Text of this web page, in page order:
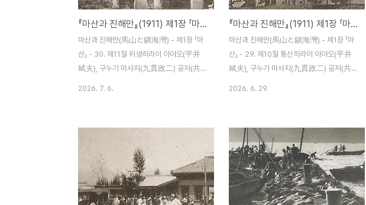
누각에 올라 금빛의 반짝이는 호수 같은 내해
(內海)를 보게 된다면, 그 즐거움이야 도저히
말로도 붓으로도 표현하지 못하리라. 마산에
는 도처(到處)에 달에서 연유되는 좋..
러일전쟁 중이던 명치 37년(1904) 3월에
러시아인 소유한 가옥을 빌려 개소되어 가장
오래된 포교소라 하겠다. 히다카 닷케이(日
高達契)가 계속 포교에 종사하고 현재 신도
수는 2..
『마산과 진해만』(1911) 제1장 「마산」 - 30. 제11절 위생
마산과 진해만(馬山と鎭海灣) - 제1장 「마
산」 - 30. 제11절 위생히라이 아야오(平井
斌夫), 구누기 마사지(九貫政二) 공저(共
토병인 것 같다. 천연두, 디프테리아, 홍역[痲
疹], 백일해(百日咳), 각기병(脚気病) 등 여
러 병이 그다지 적지는 않다. 마산병원(馬山
病院)에서는 하루에 환자가 200명을 넘는
2026. 7. 6.
『마산과 진해만』(1911) 제1장 「마산」 - 29. 제10절 통신
마산과 진해만(馬山と鎭海灣) - 제1장 「마
산」 - 29. 제10절 통신히라이 아야오(平井
斌夫), 구누기 마사지(九貫政二) 공저(共
1일에 낙성되었다. 국장은 도조 겐타로(東條
源太郞)이며 직원은 42명이 있다. 그중에서
전화교환수 14명은 전원 여자이다. 전신(前
身)은 부산우편국 마산출장소로 우편사무 취
급을 개시한 것은 명치 32년(1899) 11월
2026. 6. 29.